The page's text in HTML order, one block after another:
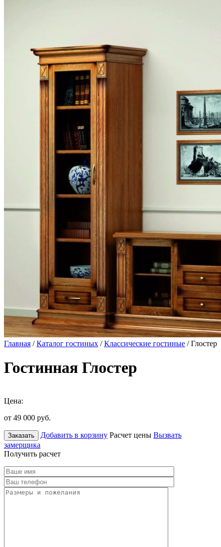
Главная /Каталог гостиных /Классические гостиные / Глостер
Гостинная Глостер
Цена:
от 49 000 руб.
Заказать Добавить в корзину Расчет цены Вызвать
замерщика
Получить расчет